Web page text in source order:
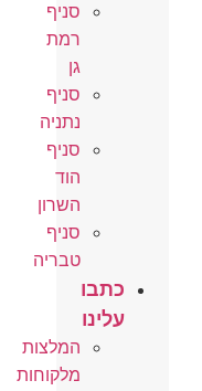
סניף
רמת
גן
סניף
נתניה
סניף
הוד
השרון
סניף
טבריה
כתבו
עלינו
המלצות
מלקוחות